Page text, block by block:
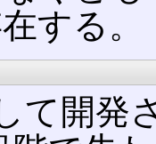
する。
て開発